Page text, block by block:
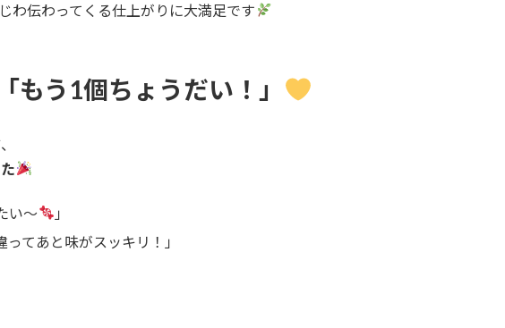
わ伝わってくる仕上がりに大満足です
もう1個ちょうだい！」
い〜
」
ってあと味がスッキリ！」